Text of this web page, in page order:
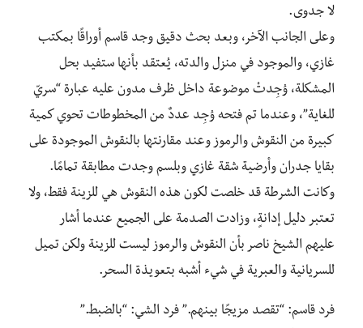
لا جدوى.
وعلى الجانب الآخر، وبعد بحث دقيق وجد قاسم أوراقًا بمكتب
غازي، والموجود في منزل والدته، يُعتقد بأنها ستفيد بحل
المشكلة، وُجِدتْ موضوعة داخل ظرف مدون عليه عبارة “سريّ
للغاية”، وعندما تم فتحه وُجِد عددٌ من المخطوطات تحوي كمية
كبيرة من النقوش والرموز وعند مقارنتها بالنقوش الموجودة على
بقايا جدران وأرضية شقة غازي وبلسم وجدت مطابقة تمامًا.
وكانت الشرطة قد خلصت لكون هذه النقوش هي للزينة فقط، ولا
تعتبر دليل إدانةٍ، وزادت الصدمة على الجميع عندما أشار
عليهم الشيخ ناصر بأن النقوش والرموز ليست للزينة ولكن تميل
للسريانية والعبرية في شيء أشبه بتعويذة السحر.
فرد قاسم: “تقصد مزيجًا بينهم.” فرد الشي: “بالضبط.”